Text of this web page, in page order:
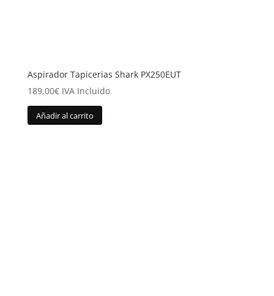
Aspirador Tapicerias Shark PX250EUT
189,00€ IVA Incluido
Añadir al carrito